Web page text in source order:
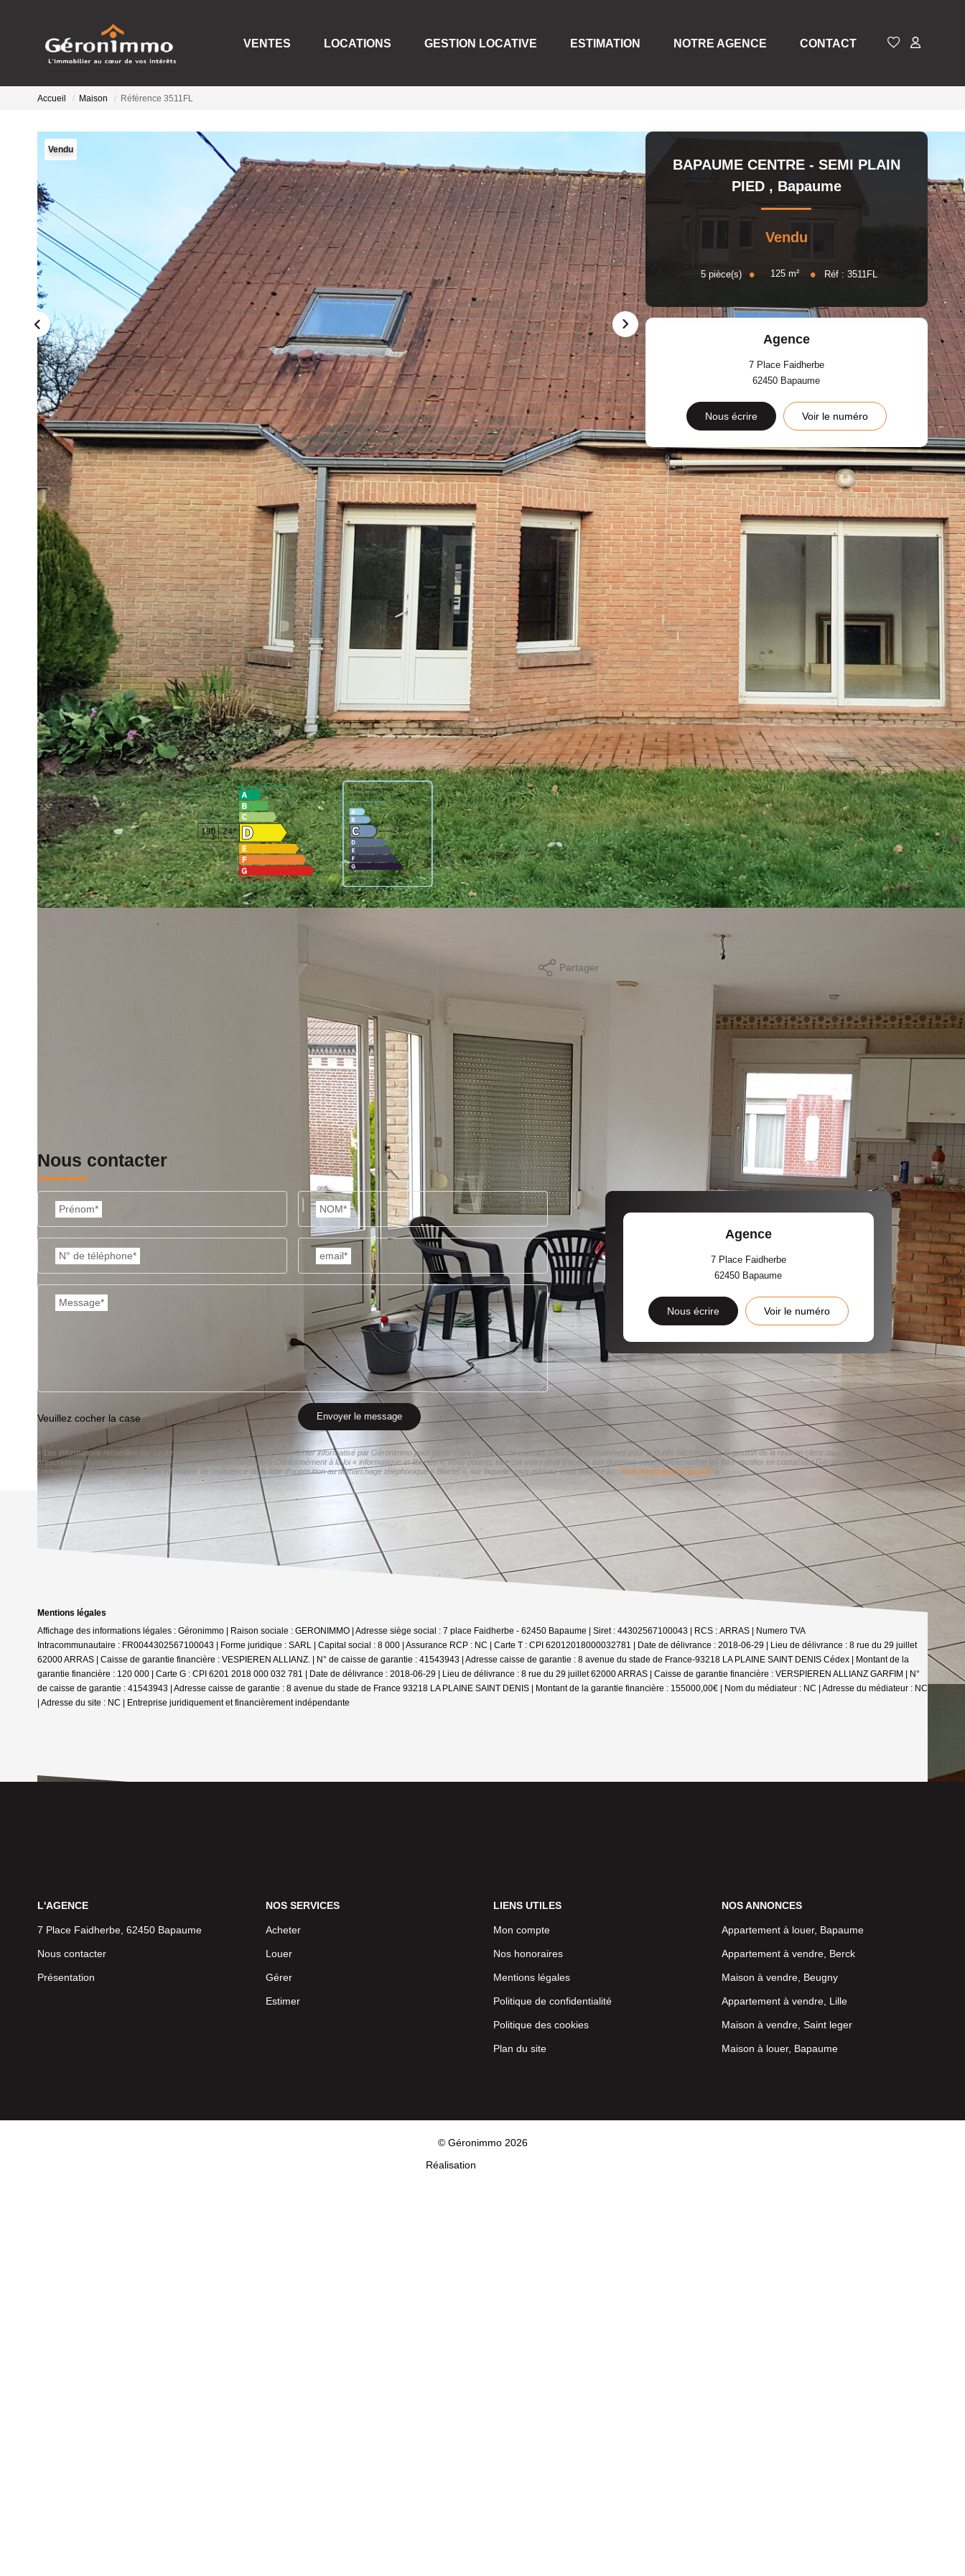
VENTES LOCATIONS GESTION LOCATIVE ESTIMATION NOTRE AGENCE CONTACT
Accueil Maison Référence 3511FL
Vendu
Description
Réf : 3511FL
Pavillon individuel de 1991, en semi plain pied, d'une surface habitable de 125 m² environ. Comprenant au rez de chaussée :
une entrée, une pièce de vie formant le séj-sal-cuisine (41 m²), 2 belles chambres, salle de bains, wc. A l'étage : une grande
mezzanine que vous pourrez aménager si nécessaire, une grande chambre (24 m²).
Vous profiterez également d'un sous sol complet dont garage 3 véhicules, lingerie et cave.
L'ensemble sur et avec plus de 600 m². Découvrez et exploitez ce potentiel.
Diagnostics énergétiques
Montant estimé des dépenses annuelles d'énergie pour un usage standard entre 2020€ et 2780€. Pour la date de référence
Partager
BAPAUME CENTRE - SEMI PLAIN
PIED , Bapaume
Vendu
5pièce(s) 125m² Réf :3511FL
Agence
7 Place Faidherbe
62450 Bapaume
Nous écrire Voir le numéro
Nous contacter
Prénom* NOM*
N° de téléphone* email*
Message*
Veuillez cocher la case Envoyer le message
Agence
7 Place Faidherbe
62450 Bapaume
Nous écrire Voir le numéro
« Les informations recueillies sur ce formulaire sont enregistrées dans un fichier informatisé par Géronimmo pour gérer votre demande de contact. Elles sont conservées pour la durée nécessaire à la gestion de la relation client dans le respect des
prescriptions légales applicables et sont destinées à nos conseillers Conformément à la loi « informatique et libertés », vous pouvez exercer votre droit d'accès aux données vous concernant et les faire rectifier en contactant Géronimmo
l.richard@geronimmo.fr. Nous vous informons de l'existence de la liste d'opposition au démarchage téléphonique « Bloctel », sur laquelle vous pouvez vous inscrire ici : https://www.bloctel.gouv.fr/»
Mentions légales
Affichage des informations légales : Géronimmo | Raison sociale : GERONIMMO | Adresse siège social : 7 place Faidherbe - 62450 Bapaume | Siret : 44302567100043 | RCS : ARRAS | Numero TVA
Intracommunautaire : FR0044302567100043 | Forme juridique : SARL | Capital social : 8 000 | Assurance RCP : NC | Carte T : CPI 62012018000032781 | Date de délivrance : 2018-06-29 | Lieu de délivrance : 8 rue du 29 juillet
62000 ARRAS | Caisse de garantie financière : VESPIEREN ALLIANZ. | N° de caisse de garantie : 41543943 | Adresse caisse de garantie : 8 avenue du stade de France-93218 LA PLAINE SAINT DENIS Cédex | Montant de la
garantie financière : 120 000 | Carte G : CPI 6201 2018 000 032 781 | Date de délivrance : 2018-06-29 | Lieu de délivrance : 8 rue du 29 juillet 62000 ARRAS | Caisse de garantie financière : VERSPIEREN ALLIANZ GARFIM | N°
de caisse de garantie : 41543943 | Adresse caisse de garantie : 8 avenue du stade de France 93218 LA PLAINE SAINT DENIS | Montant de la garantie financière : 155000,00€ | Nom du médiateur : NC | Adresse du médiateur : NC
| Adresse du site : NC |
Entreprise juridiquement et financièrement indépendante
L'AGENCE
7 Place Faidherbe, 62450 Bapaume
Nous contacter
Présentation
NOS SERVICES
Acheter
Louer
Gérer
Estimer
LIENS UTILES
Mon compte
Nos honoraires
Mentions légales
Politique de confidentialité
Politique des cookies
Plan du site
NOS ANNONCES
Appartement à louer, Bapaume
Appartement à vendre, Berck
Maison à vendre, Beugny
Appartement à vendre, Lille
Maison à vendre, Saint leger
Maison à louer, Bapaume
© Géronimmo 2026
Réalisation